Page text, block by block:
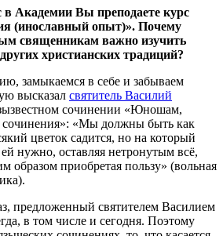
в Академии Вы преподаете курс
(инославный опыт)». Почему
священникам важно изучить
христианских традиций?
замыкаемся в себе и забываем
высказал святитель Василий
сочинении «Юношам,
«Мы должны быть как
цветок садится, но на который
ей нужно, оставляя нетронутым всё,
образом приобретая пользу» (вольная
предложенный святителем Василием
в том числе и сегодня. Поэтому